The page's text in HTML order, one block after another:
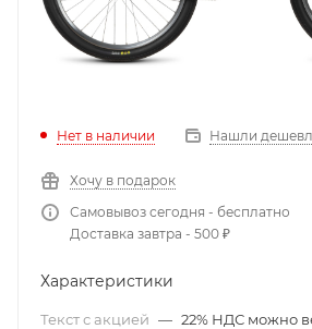
Нет в наличии Нашли
Хочу в подарок
Самовывоз сегодня - бесплатно
Доставка завтра - 500 ₽
Характеристики
Текст с акцией — 22% НДС можно